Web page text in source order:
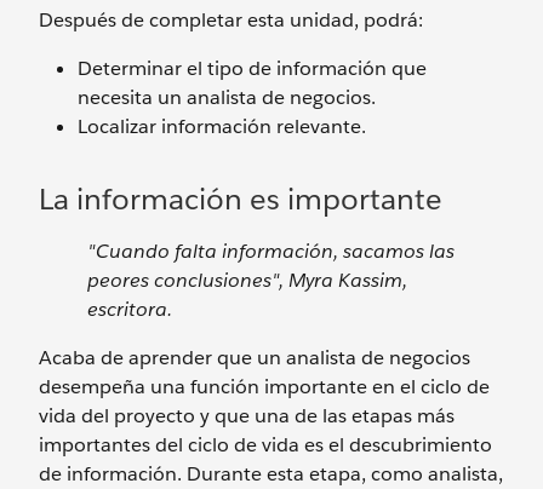
Después de completar esta unidad, podrá:
Determinar el tipo de información que
necesita un analista de negocios.
Localizar información relevante.
La información es importante
"Cuando falta información, sacamos las
peores conclusiones", Myra Kassim,
escritora.
Acaba de aprender que un analista de negocios
desempeña una función importante en el ciclo de
vida del proyecto y que una de las etapas más
importantes del ciclo de vida es el descubrimiento
de información. Durante esta etapa, como analista,